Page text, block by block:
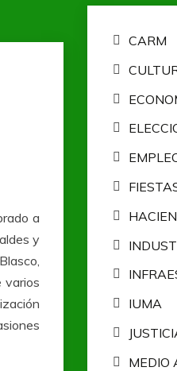
a
y
varios
CARM
IUMA
MEDIO